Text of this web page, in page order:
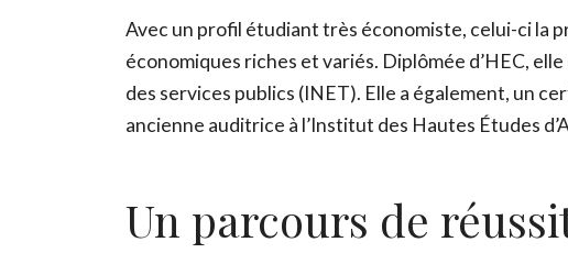
Avec un profil étudiant très économiste, celui-ci la
économiques riches et variés. Diplômée d’HEC,
des services publics (INET). Elle a également, un
ancienne auditrice à l’Institut des Hautes Études
Un parcours de